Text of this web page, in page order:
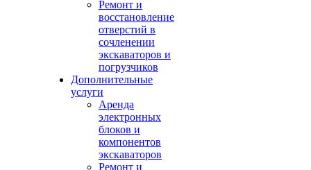
Ремонт и
восстановление
отверстий в
сочленении
экскаваторов и
погрузчиков
Дополнительные
услуги
Аренда
электронных
блоков и
компонентов
экскаваторов
Ремонт и